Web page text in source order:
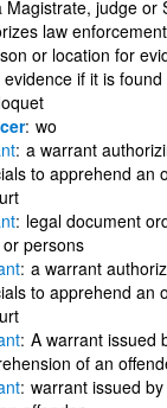
Magistrate, judge or
law
or location for
if it is found
wo
a warrant
to apprehend an
legal document
persons
a warrant
to apprehend an
A warrant issued
of an
warrant issued